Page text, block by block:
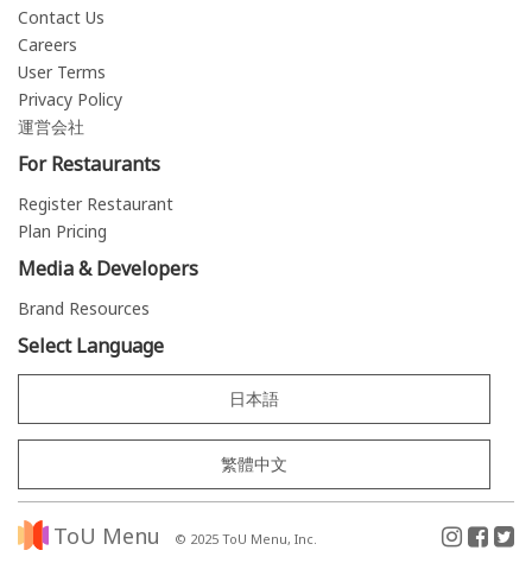
Contact Us
Careers
User Terms
Privacy Policy
運営会社
For Restaurants
Register Restaurant
Plan Pricing
Media & Developers
Brand Resources
Select Language
日本語
繁體中文
ToU Menu © 2025 ToU Menu, Inc.